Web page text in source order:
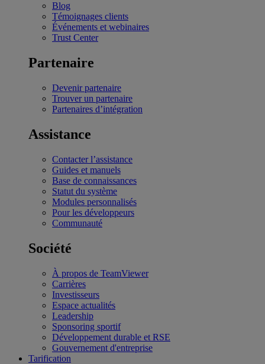
Blog
Témoignages clients
Événements et webinaires
Trust Center
Partenaire
Devenir partenaire
Trouver un partenaire
Partenaires d’intégration
Assistance
Contacter l’assistance
Guides et manuels
Base de connaissances
Statut du système
Modules personnalisés
Pour les développeurs
Communauté
Société
À propos de TeamViewer
Carrières
Investisseurs
Espace actualités
Leadership
Sponsoring sportif
Développement durable et RSE
Gouvernement d'entreprise
Tarification